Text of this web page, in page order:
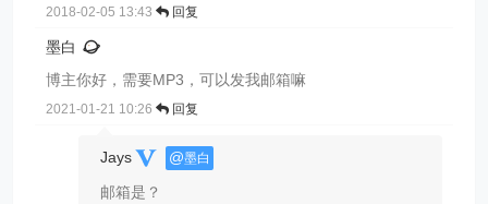
2018-02-05 13:43 回复
墨白
博主你好，需要MP3，可以发我邮箱嘛
2021-01-21 10:26 回复
Jays @墨白
邮箱是？